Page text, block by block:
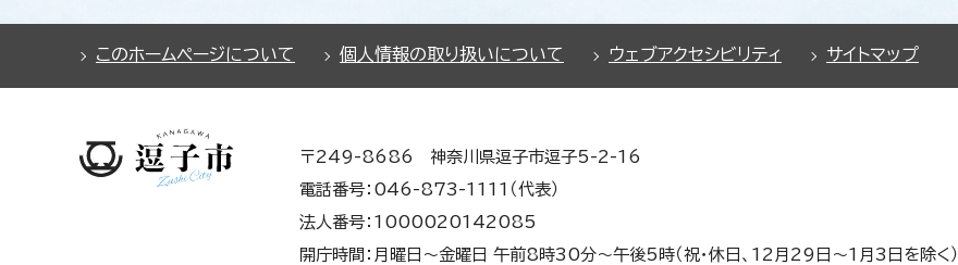
このホームページについて 個人情報の取り扱いについて ウェブアクセシビリティ サイトマップ
〒249-8686 神奈川県逗子市逗子5-2-16
電話番号：046-873-1111（代表）
法人番号：1000020142085
開庁時間：月曜日～金曜日 午前8時30分～午後5時（祝・休日、12月29日～1月3日を除く）